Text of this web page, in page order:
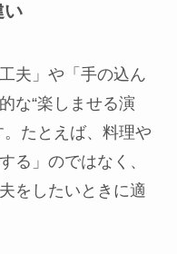
い
夫」や「手の込ん
な“楽しませる演
たとえば、料理や
る」のではなく、
をしたいときに適